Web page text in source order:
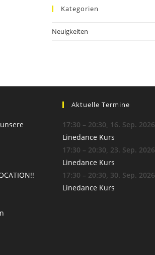
Kategorien
Neuigkeiten
Aktuelle Termine
17:30 – 20:30, 16. Sep. 2026
Linedance Kurs
17:30 – 20:30, 23. Sep. 2026
Linedance Kurs
17:30 – 20:30, 30. Sep. 2026
Linedance Kurs